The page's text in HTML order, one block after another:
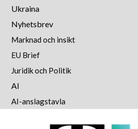
Ukraina
Nyhetsbrev
Marknad och insikt
EU Brief
Juridik och Politik
AI
AI-anslagstavla